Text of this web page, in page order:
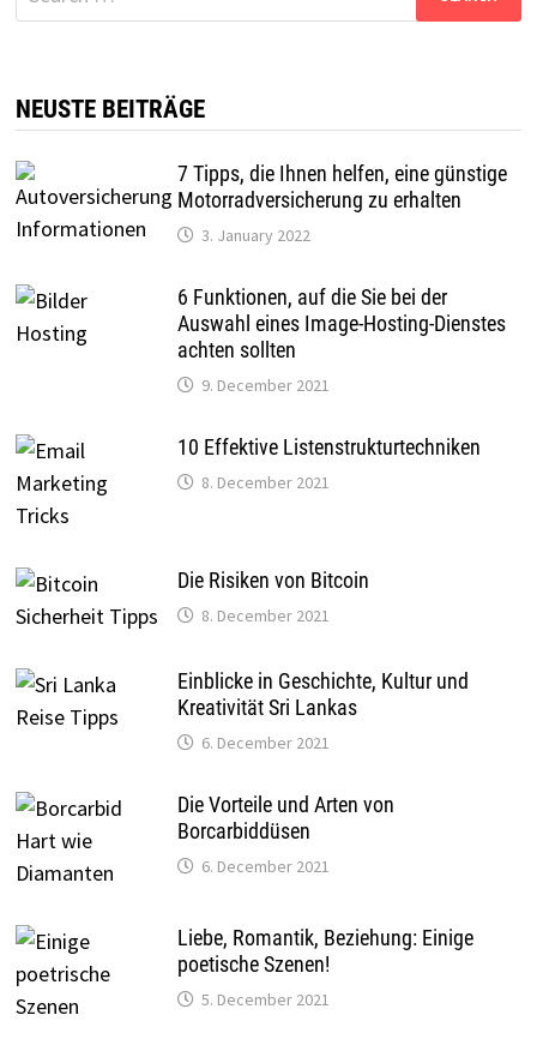
for:
NEUSTE BEITRÄGE
7 Tipps, die Ihnen helfen, eine günstige
Motorradversicherung zu erhalten
3. January 2022
6 Funktionen, auf die Sie bei der
Auswahl eines Image-Hosting-Dienstes
achten sollten
9. December 2021
10 Effektive Listenstrukturtechniken
8. December 2021
Die Risiken von Bitcoin
8. December 2021
Einblicke in Geschichte, Kultur und
Kreativität Sri Lankas
6. December 2021
Die Vorteile und Arten von
Borcarbiddüsen
6. December 2021
Liebe, Romantik, Beziehung: Einige
poetische Szenen!
5. December 2021